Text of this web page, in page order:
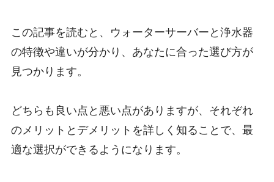
この記事を読むと、ウォーターサーバーと浄水器
の特徴や違いが分かり、あなたに合った選び方が
見つかります。
どちらも良い点と悪い点がありますが、それぞれ
のメリットとデメリットを詳しく知ることで、最
適な選択ができるようになります。